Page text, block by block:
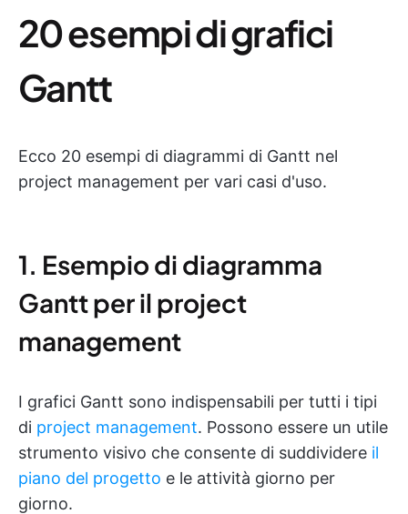
20 esempi di grafici
Gantt
Ecco 20 esempi di diagrammi di Gantt nel
project management per vari casi d'uso.
1. Esempio di diagramma
Gantt per il project
management
I grafici Gantt sono indispensabili per tutti i tipi
di project management. Possono essere un utile
strumento visivo che consente di suddividere il
piano del progetto e le attività giorno per
giorno.